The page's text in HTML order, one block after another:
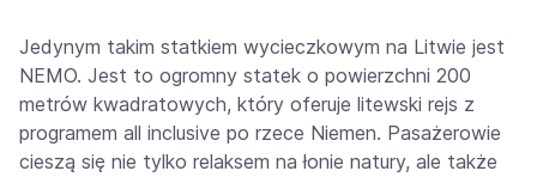
Jedynym takim statkiem wycieczkowym na Litwie jest
NEMO. Jest to ogromny statek o powierzchni 200
metrów kwadratowych, który oferuje litewski rejs z
programem all inclusive po rzece Niemen. Pasażerowie
cieszą się nie tylko relaksem na łonie natury, ale także